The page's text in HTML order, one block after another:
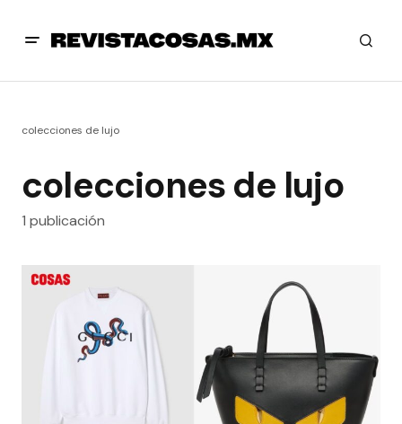
colecciones de lujo
colecciones de lujo
1 publicación